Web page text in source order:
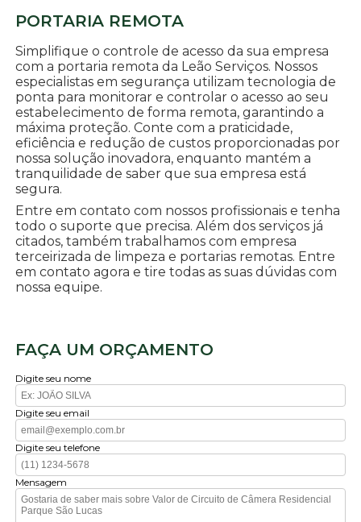
PORTARIA REMOTA
Simplifique o controle de acesso da sua empresa
com a portaria remota da Leão Serviços. Nossos
especialistas em segurança utilizam tecnologia de
ponta para monitorar e controlar o acesso ao seu
estabelecimento de forma remota, garantindo a
máxima proteção. Conte com a praticidade,
eficiência e redução de custos proporcionadas por
nossa solução inovadora, enquanto mantém a
tranquilidade de saber que sua empresa está
segura.
Entre em contato com nossos profissionais e tenha
todo o suporte que precisa. Além dos serviços já
citados, também trabalhamos com empresa
terceirizada de limpeza e portarias remotas. Entre
em contato agora e tire todas as suas dúvidas com
nossa equipe.
FAÇA UM ORÇAMENTO
Digite seu nome
Digite seu email
Digite seu telefone
Mensagem